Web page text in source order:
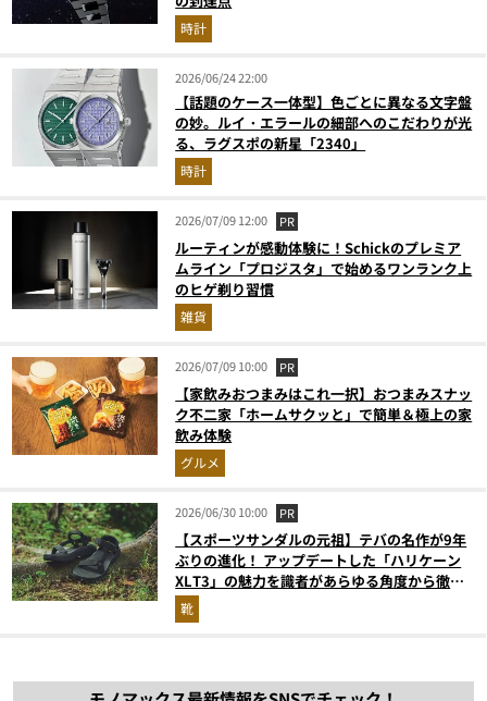
時計
2026/06/24 22:00
【話題のケース一体型】色ごとに異なる文字盤
の妙。ルイ・エラールの細部へのこだわりが光
る、ラグスポの新星「2340」
時計
2026/07/09 12:00 PR
ルーティンが感動体験に！Schickのプレミア
ムライン「プロジスタ」で始めるワンランク上
のヒゲ剃り習慣
雑貨
2026/07/09 10:00 PR
【家飲みおつまみはこれ一択】おつまみスナッ
ク不二家「ホームサクッと」で簡単＆極上の家
飲み体験
グルメ
2026/06/30 10:00 PR
【スポーツサンダルの元祖】テバの名作が9年
ぶりの進化！ アップデートした「ハリケーン
XLT3」の魅力を識者があらゆる角度から徹底
解説！
靴